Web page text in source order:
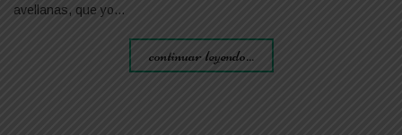
avellanas, que yo…
continuar leyendo...